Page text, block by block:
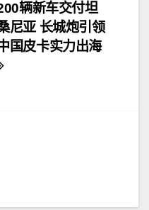
辆新车交付坦
尼亚 长城炮引领
国皮卡实力出海